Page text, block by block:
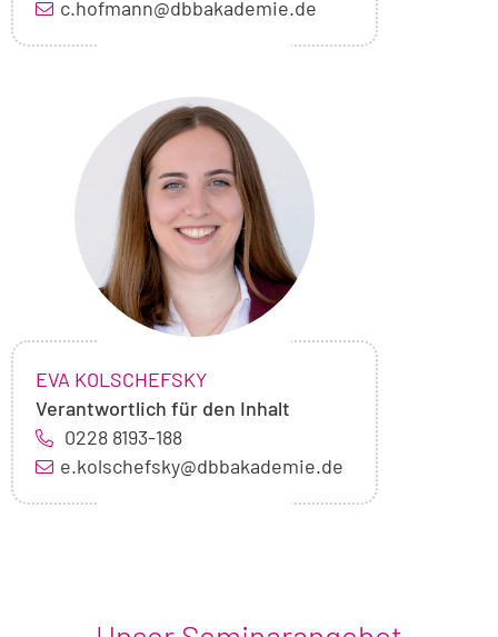
c.hofmann@dbbakademie.de
Foto
von
Eva
Kolschefsky
NAME:
EVA KOLSCHEFSKY,
Verantwortlich für den Inhalt
0228 8193-188
e.kolschefsky@dbbakademie.de